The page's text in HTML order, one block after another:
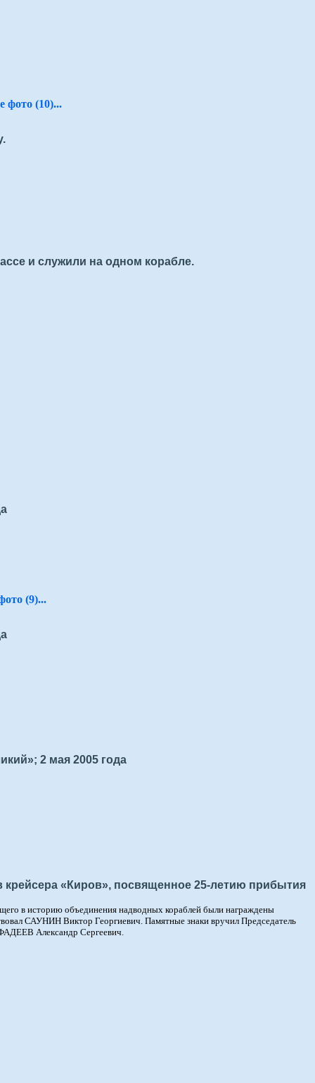
фото (10)...
и служили на одном корабле.
(9)...
2 мая 2005 года
крейсера «Киров», посвященное 25-летию прибытия
в историю объединения надводных кораблей были награждены
САУНИН Виктор Георгиевич. Памятные знаки вручил Председатель
Александр Сергеевич.